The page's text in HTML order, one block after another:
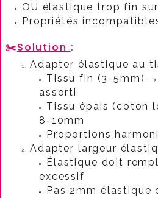
OU élastique trop fin
Propriétés
✂️Solution :​
Adapter élastique au
Tissu fin (3-5mm)
assorti
Tissu épais (coton
8-10mm
Proportions
Adapter largeur
Élastique doit
excessif
Pas 2mm élastique